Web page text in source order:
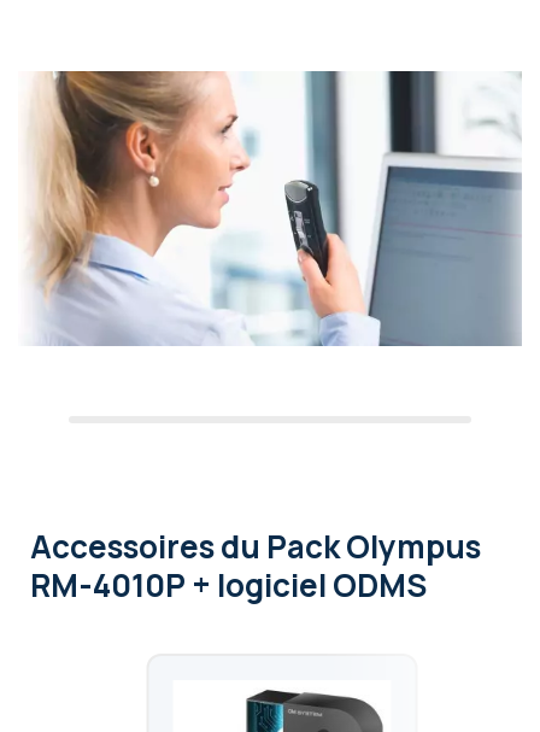
Accessoiresdu Pack Olympus
RM-4010P + logiciel ODMS